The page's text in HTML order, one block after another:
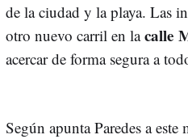
de la ciudad y la playa. Las
otro nuevo carril en lacalle
acercar de forma segura a
Según apunta Paredes a este